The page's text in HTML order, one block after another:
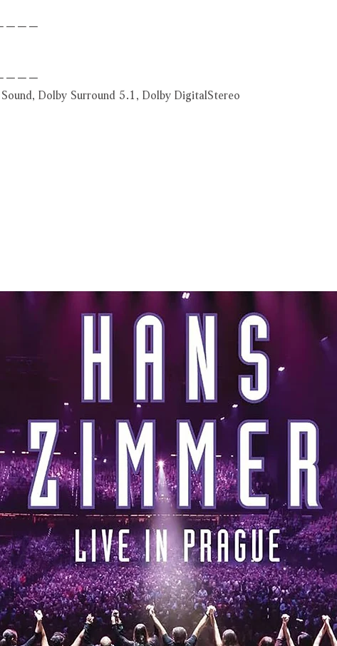
－－－
－－－
Dolby Surround 5.1, Dolby DigitalStereo